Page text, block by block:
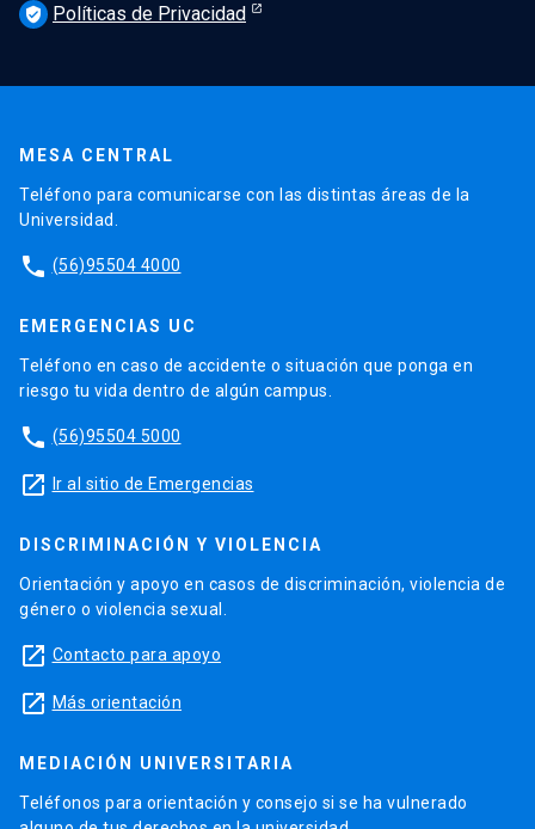
verified_user Políticas de Privacidad
MESA CENTRAL
Teléfono para comunicarse con las distintas áreas de la
Universidad.
phone (56)95504 4000
EMERGENCIAS UC
Teléfono en caso de accidente o situación que ponga en
riesgo tu vida dentro de algún campus.
phone (56)95504 5000
launch Ir al sitio de Emergencias
DISCRIMINACIÓN Y VIOLENCIA
Orientación y apoyo en casos de discriminación, violencia de
género o violencia sexual.
launch Contacto para apoyo
launch Más orientación
MEDIACIÓN UNIVERSITARIA
Teléfonos para orientación y consejo si se ha vulnerado